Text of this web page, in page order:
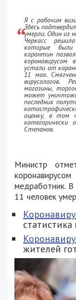
Я с рабочим
Здесь
умерли. Один из
Черкасс
которые были
карантин
устали от
11 мая.
вирусологов.
магазины,
может
последних
оценку, в том
категорически
Степанов.
Министр
медработник.
11 человек
жителей